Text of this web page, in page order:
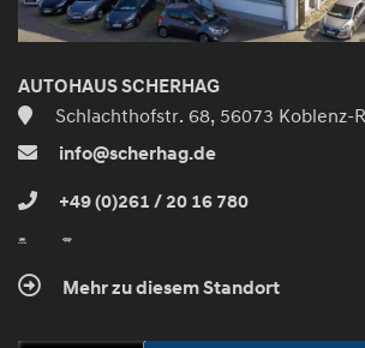
AUTOHAUS SCHERHAG
Schlachthofstr. 68, 56073 Koblenz-
info@scherhag.de
+49 (0)261 / 20 16 780
Mehr zu diesem Standort